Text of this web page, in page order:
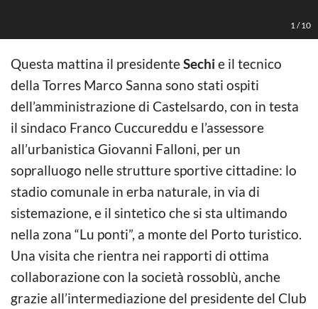
1 /10
Questa mattina il presidenteSechi e il tecnico
della Torres Marco Sanna sono stati ospiti
dell’amministrazione di Castelsardo, con in testa
il sindaco Franco Cuccureddu e l’assessore
all’urbanistica Giovanni Falloni, per un
sopralluogo nelle strutture sportive cittadine: lo
stadio comunale in erba naturale, in via di
sistemazione, e il sintetico che si sta ultimando
nella zona “Lu ponti”, a monte del Porto turistico.
Una visita che rientra nei rapporti di ottima
collaborazione con la società rossoblù, anche
grazie all’intermediazione del presidente del Club